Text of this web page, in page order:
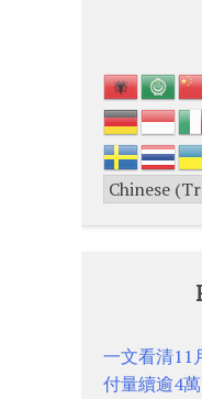
一文看清
付量續逾4